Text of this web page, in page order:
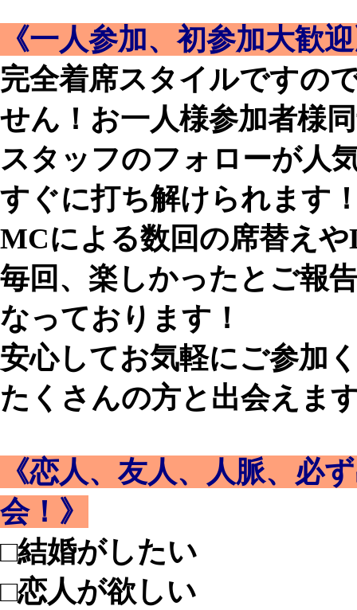
《一人参加、初参加大歓
完全着席スタイルですの
せん！お一人様参加者様
スタッフのフォローが人
すぐに打ち解けられます
MCによる数回の席替え
毎回、楽しかったとご報
なっております！
安心してお気軽にご参加
たくさんの方と出会えま
《恋人、友人、人脈、必
会！》
□結婚がしたい
□恋人が欲しい